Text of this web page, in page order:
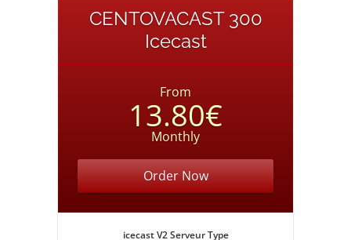
CENTOVACAST 300
Icecast
From
13.80€
Monthly
Order Now
icecast V2 Serveur Type